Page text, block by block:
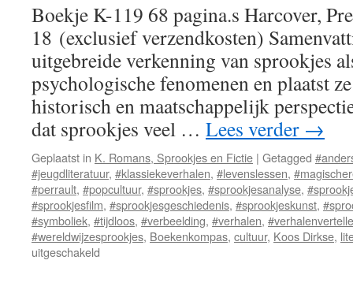
Boekje K-119 68 pagina.s Harcover,
18 (exclusief verzendkosten)
uitgebreide verkenning van sprookjes
psychologische fenomenen en plaatst
historisch en maatschappelijk
dat sprookjes veel … Lees verder →
Geplaatst in K. Romans, Sprookjes en Fictie | Getagged
#jeugdliteratuur, #klassiekeverhalen, #levenslessen,
#perrault, #popcultuur, #sprookjes, #sprookjesanalyse,
#sprookjesfilm, #sprookjesgeschiedenis, #sprookjeskunst,
#symboliek, #tijdloos, #verbeelding, #verhalen,
#wereldwijzesprookjes, Boekenkompas, cultuur, Koos Dirkse,
uitgeschakeld